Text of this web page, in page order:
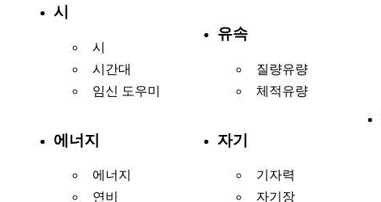
시
시
시간대
임신 도우미
에너지
에너지
연비
유속
질량유량
체적유량
자기
기자력
자기장